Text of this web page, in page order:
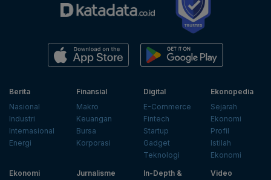
Berita
Nasional
Industri
Internasional
Energi
Finansial
Makro
Keuangan
Bursa
Korporasi
Digital
E-Commerce
Fintech
Startup
Gadget
Teknologi
Ekonopedia
Sejarah
Ekonomi
Profil
Istilah
Ekonomi
Ekonomi
Jurnalisme
In-Depth &
Video